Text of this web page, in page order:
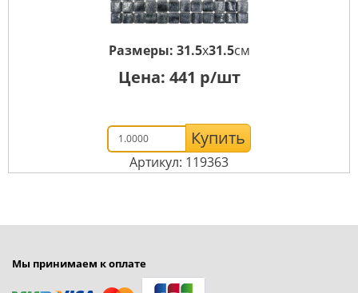
Размеры: 31.5x31.5см
Цена: 441 р/шт
Купить
Артикул: 119363
Мы принимаем к оплате